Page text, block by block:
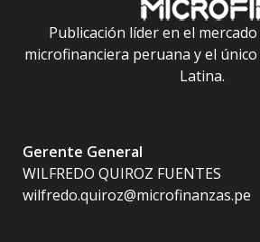
Publicación líder en el
microfinanciera peruana y el
Latina.
Gerente General
WILFREDO QUIROZ FUENTES
wilfredo.quiroz@microfinanzas.pe